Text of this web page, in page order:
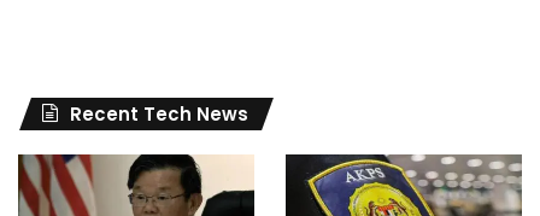
Recent Tech News